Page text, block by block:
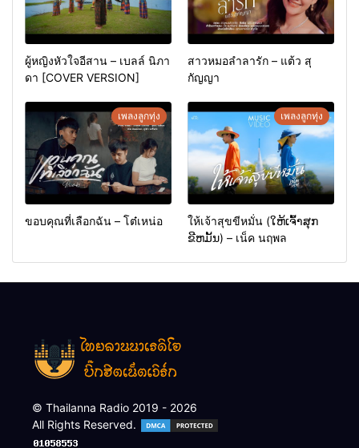
ผู้หญิงหัวใจอีสาน – เบลล์ นิภา
ดา [COVER VERSION]
สาวหมอลำลารัก – แต้ว สุ
กัญญา
เพลงลูกทุ่ง
ขอบคุณที่เลือกฉัน – โต๋เหน่อ
เพลงลูกทุ่ง
ให้เจ้าสุขขีหมั่น (ໃຫ້ເຈົ້າສຸກ
ຂີຫມັ້ນ) – เน็ค นฤพล
© Thailanna Radio 2019 - 2026
All Rights Reserved.